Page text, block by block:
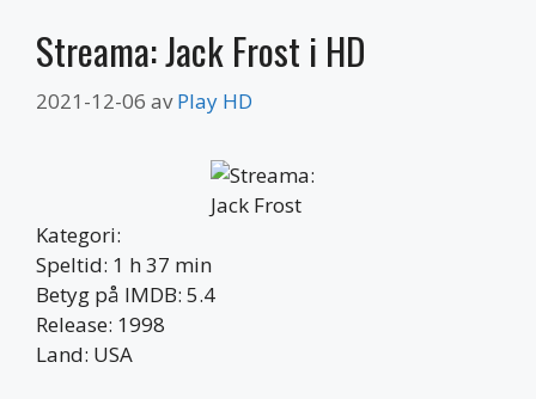
Streama: Jack Frost i HD
2021-12-06 avPlay HD
Kategori:
Speltid: 1 h 37 min
Betyg på IMDB: 5.4
Release: 1998
Land: USA